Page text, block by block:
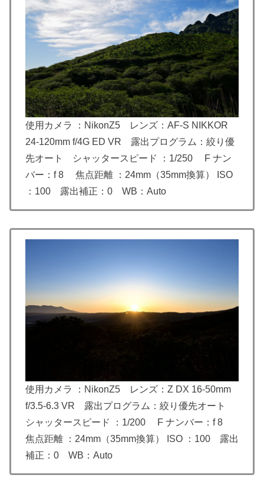
使用カメラ ：NikonZ5 レンズ： AF-S NIKKOR
24-120mm f/4G ED VR 露出プログラム：絞り優
先オート シャッタースピード ：1/250 F ナン
バー：f 8 焦点距離 ：24mm（35mm換算） ISO
：100 露出補正：0 WB：Auto
使用カメラ ：NikonZ5 レンズ： Z DX 16-50mm
f/3.5-6.3 VR 露出プログラム：絞り優先オート
シャッタースピード ：1/200 F ナンバー：f 8
焦点距離 ：24mm（35mm換算） ISO ：100 露出
補正：0 WB：Auto